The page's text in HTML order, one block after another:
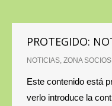
PROTEGIDO:
NOTICIAS, ZONA SOCIOS
Este contenido está
verlo introduce la